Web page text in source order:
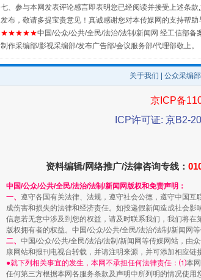
阿坝州三大球赛在茂县开幕
国家大学科技园优化重塑工作
七、参与本网发表评论感言即表明您已经阅读并接受上述条
发布，敬请多提宝贵意见！真诚感谢您对本传媒网的支持帮
★★★★★中国/公众/公共/全民/法治/法制/新闻网 经工信部
制作采编部/影视采编部/发布广告部/会议服务部/代理部敬上。
关于我们 公众采编部
京ICP备
ICP许可证: 京B2-
资料编辑/网络推广/法律咨询专线：
中国/公众/公共/全民/法治/法制/新闻网版权和免责声明：
一、 遵守各国有关法律、法规，遵守社会公德，遵守中国
成伤害和损失的法律和经济责任。如投递假新闻造成社会
信息若无意中涉及到您的权益，请及时联系我们，我们将
版权拥有者的权益。中国/公众/公共/全民/法治/法制/新闻网
二、 中国/公众/公共/全民/法治/法制/新闻网等传媒网站，由
康网站和报刊电视台转载，并请注明来源，并可添加相应链
●就下列相关事宜的发生，本网不承担任何法律责任：⑴本
任何第三方根据本网各服务条款及声明中所列明的情况使用